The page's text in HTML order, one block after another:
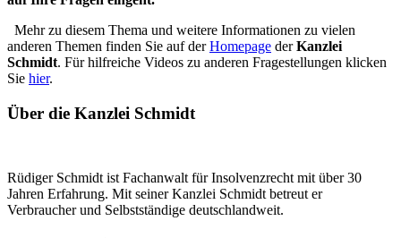
Mehr zu diesem Thema und weitere Informationen zu vielen
anderen Themen finden Sie auf derHomepage derKanzlei
Schmidt. Für hilfreiche Videos zu anderen Fragestellungen klicken
Sie hier.
Über die Kanzlei Schmidt
Rüdiger Schmidt ist Fachanwalt für Insolvenzrecht mit über 30
Jahren Erfahrung. Mit seiner Kanzlei Schmidt betreut er
Verbraucher und Selbstständige deutschlandweit.